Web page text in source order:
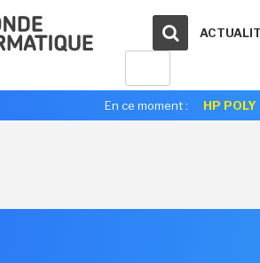
En ce moment : HP POLY